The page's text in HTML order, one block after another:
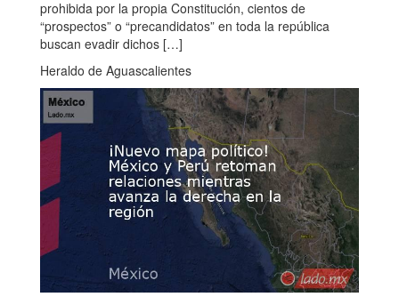
prohibida por la propia Constitución, cientos de
“prospectos” o “precandidatos” en toda la república
buscan evadir dichos […]
Heraldo de Aguascalientes